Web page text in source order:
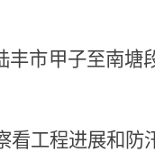
丰市甲子至南塘
工程进展和